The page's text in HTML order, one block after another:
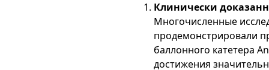
Клинически
Многочисленные
продемонстрировали
баллонного катетера
достижения